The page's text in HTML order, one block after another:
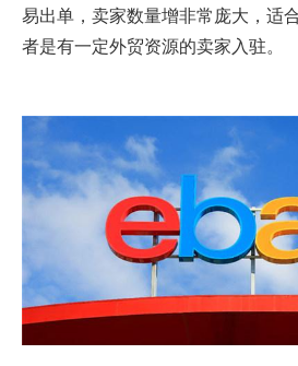
易出单，卖家数量增非常庞大，适
者是有一定外贸资源的卖家入驻。